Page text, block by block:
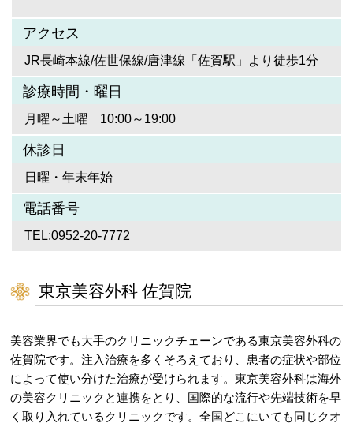
アクセス
JR長崎本線/佐世保線/唐津線「佐賀駅」より徒歩1分
診療時間・曜日
月曜～土曜 10:00～19:00
休診日
日曜・年末年始
電話番号
TEL:0952-20-7772
東京美容外科 佐賀院
美容業界でも大手のクリニックチェーンである東京美容外科の
佐賀院です。注入治療を多くそろえており、患者の症状や部位
によって使い分けた治療が受けられます。東京美容外科は海外
の美容クリニックと連携をとり、国際的な流行や先端技術を早
く取り入れているクリニックです。全国どこにいても同じクオ